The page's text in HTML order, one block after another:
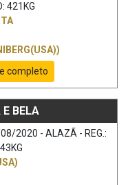
421KG
completo
E BELA
08/2020 - ALAZÃ - REG.: